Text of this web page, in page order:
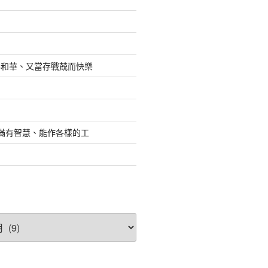
華、又當存戰兢而快樂
有智慧、能作各樣的工